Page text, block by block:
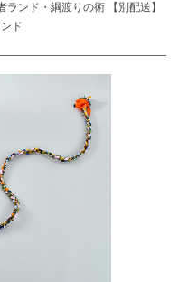
ランド・綱渡りの術 【別配送】
ド